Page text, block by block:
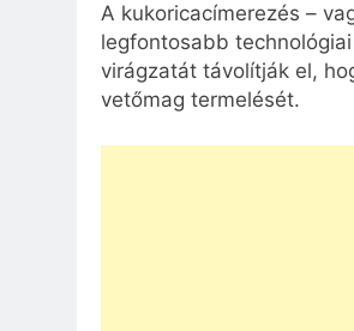
A kukoricacímerezés –
legfontosabb
virágzatát távolítják el,
vetőmag termelését.